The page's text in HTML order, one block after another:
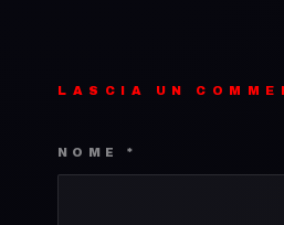
LASCIA UN
NOME *